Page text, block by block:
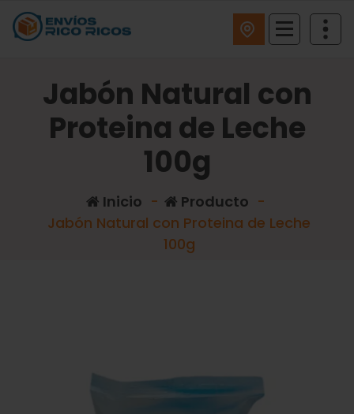
Jabón Natural con
Proteina de Leche
100g
Inicio - Producto -
Jabón Natural con Proteina de Leche
100g